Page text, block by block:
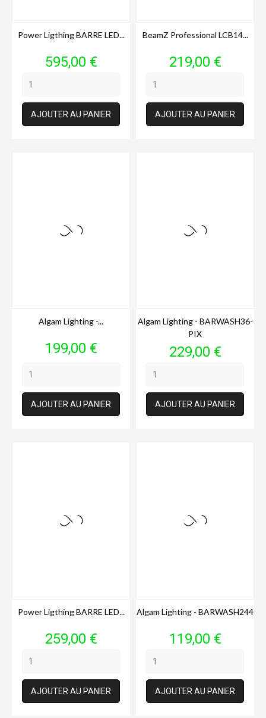
Power Ligthing BARRE LED...
Prix
595,00 €
AJOUTER AU PANIER
BeamZ Professional LCB14...
Prix
219,00 €
AJOUTER AU PANIER
Algam Lighting -...
Prix
199,00 €
AJOUTER AU PANIER
Algam Lighting - BARWASH36-
PIX
Prix
229,00 €
AJOUTER AU PANIER
Power Ligthing BARRE LED...
Prix
259,00 €
AJOUTER AU PANIER
Algam Lighting - BARWASH244
Prix
119,00 €
AJOUTER AU PANIER